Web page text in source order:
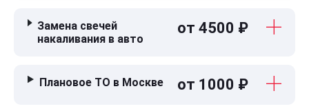
Замена свечей
накаливания в авто
от 4500 ₽
Плановое ТО в Москве от 1000 ₽